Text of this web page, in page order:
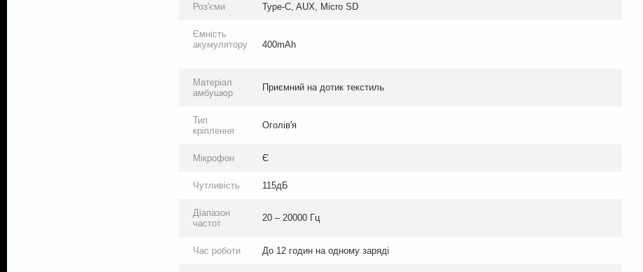
Роз'єми Type-C, AUX, Micro SD
Ємність
акумулятору
400mAh
Матеріал
амбушюр
Приємний на дотик текстиль
Тип
кріплення
Оголів'я
Мікрофон Є
Чутливість 115дБ
Діапазон
частот
20 – 20000 Гц
Час роботи До 12 годин на одному заряді